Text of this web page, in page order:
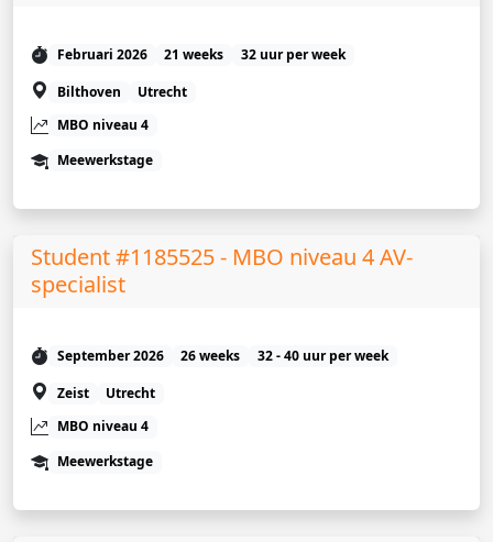
Februari 2026 21 weeks
32 uur per week
Bilthoven
Utrecht
MBO niveau 4
Meewerkstage
Student #1185525 - MBO niveau 4 AV-
specialist
September 2026 26 weeks
32 - 40 uur per week
Zeist
Utrecht
MBO niveau 4
Meewerkstage